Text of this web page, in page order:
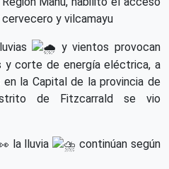
y vilcamayu
y vientos provocan
y corte de energía eléctrica, a
la Capital de la provincia de
de Fitzcarrald se vio
la lluvia
continúan según